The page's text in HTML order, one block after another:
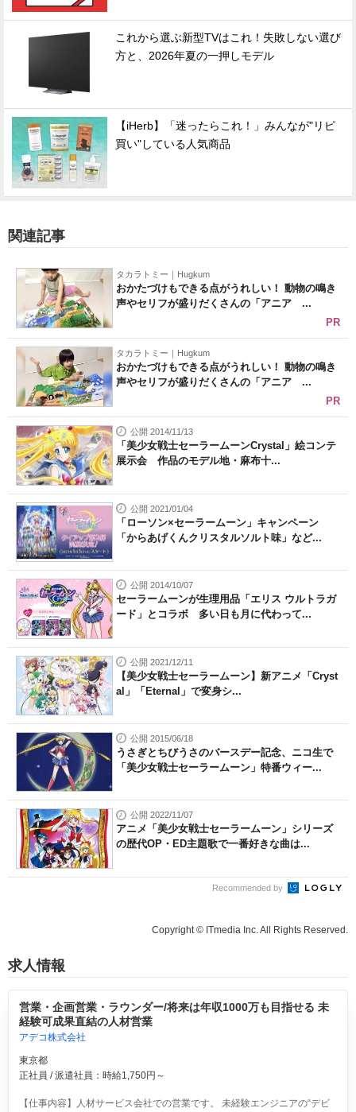
これから選ぶ新型TVはこれ！失敗しない選び
方と、2026年夏の一押しモデル
【iHerb】「迷ったらこれ！」みんなが"リピ
買い"している人気商品
関連記事
タカラトミー｜Hugkum
おかたづけもできる点がうれしい！ 動物の鳴き
声やセリフが盛りだくさんの「アニア ...
PR
タカラトミー｜Hugkum
おかたづけもできる点がうれしい！ 動物の鳴き
声やセリフが盛りだくさんの「アニア ...
PR
公開 2014/11/13
「美少女戦士セーラームーンCrystal」絵コンテ
展示会 作品のモデル地・麻布十...
公開 2021/01/04
「ローソン×セーラームーン」キャンペーン
「からあげくんクリスタルソルト味」など...
公開 2014/10/07
セーラームーンが生理用品「エリス ウルトラガ
ード」とコラボ 多い日も月に代わって...
公開 2021/12/11
【美少女戦士セーラームーン】新アニメ「Cryst
al」「Eternal」で変身シ...
公開 2015/06/18
うさぎとちびうさのバースデー記念、ニコ生で
「美少女戦士セーラームーン」特番ウィー...
公開 2022/11/07
アニメ「美少女戦士セーラームーン」シリーズ
の歴代OP・ED主題歌で一番好きな曲は...
Recommended by
Copyright © ITmedia Inc. All Rights Reserved.
求人情報
営業・企画営業・ラウンダー/将来は年収1000万も目指せる 未
経験可成果直結の人材営業
アデコ株式会社
東京都
正社員 / 派遣社員：時給1,750円～
【仕事内容】人材サービス会社での営業です。 未経験エンジニアの“デビ